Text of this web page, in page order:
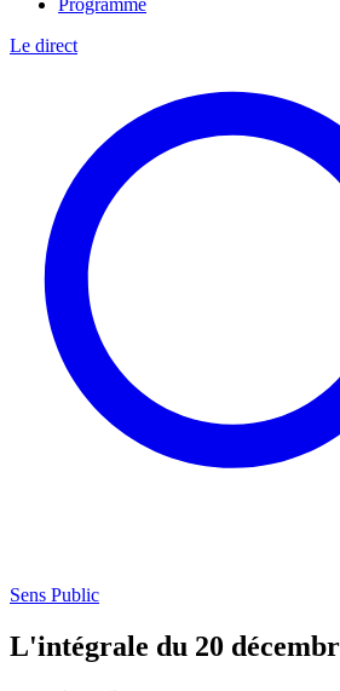
Programme
Le direct
Sens Public
L'intégrale du 20